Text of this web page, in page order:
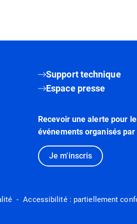
Support technique
Espace presse
Recevoir une alerte pour
événements organisés par
Je m'inscris
Accessibilité : partiellement